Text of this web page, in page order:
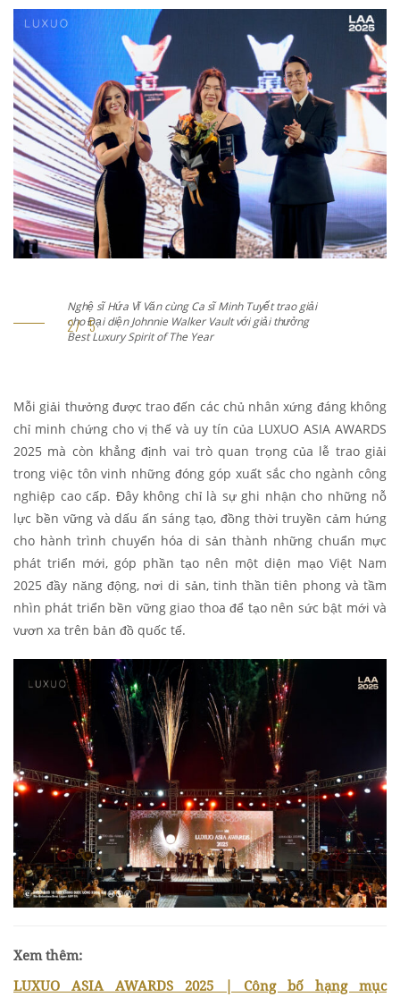
Nghệ sĩ Hứa Vĩ Văn cùng Ca sĩ Minh Tuyết trao giải
cho Đại diện Socolatier với giải thưởng Best Luxury
Gifting Concept of The Year
Mỗi giải thưởng được trao đến các chủ nhân xứng đáng không
chỉ minh chứng cho vị thế và uy tín của LUXUO ASIA AWARDS
2025 mà còn khẳng định vai trò quan trọng của lễ trao giải
trong việc tôn vinh những đóng góp xuất sắc cho ngành công
nghiệp cao cấp. Đây không chỉ là sự ghi nhận cho những nỗ
lực bền vững và dấu ấn sáng tạo, đồng thời truyền cảm hứng
cho hành trình chuyển hóa di sản thành những chuẩn mực
phát triển mới, góp phần tạo nên một diện mạo Việt Nam
2025 đầy năng động, nơi di sản, tinh thần tiên phong và tầm
nhìn phát triển bền vững giao thoa để tạo nên sức bật mới và
vươn xa trên bản đồ quốc tế.
Xem thêm:
LUXUO ASIA AWARDS 2025 | Công bố hạng mục